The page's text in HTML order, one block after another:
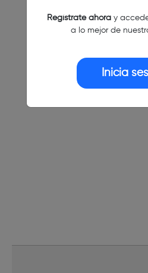
Regístrate ahoray
a lo mejor de
Inicia